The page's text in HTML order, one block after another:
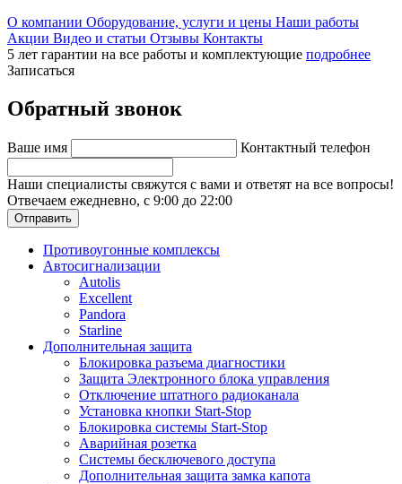
О компании Оборудование, услуги и цены Наши работы
Акции Видео и статьи Отзывы Контакты
5 лет гарантии на все работы и комплектующие подробнее
Записаться
Обратный звонок
Ваше имя Контактный телефон
Наши специалисты свяжутся с вами и ответят на все вопросы!
Отвечаем ежедневно, с 9:00 до 22:00
Отправить
Противоугонные комплексы
Автосигнализации
Autolis
Excellent
Pandora
Starline
Дополнительная защита
Блокировка разъема диагностики
Защита Электронного блока управления
Отключение штатного радиоканала
Установка кнопки Start-Stop
Блокировка системы Start-Stop
Аварийная розетка
Системы бесключевого доступа
Дополнительная защита замка капота